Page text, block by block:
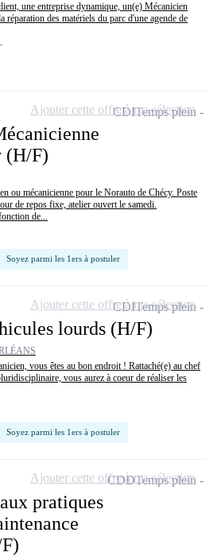
une entreprise dynamique, un(e) Mécanicien
des matériels du parc d'une agende de
(H/F)
ou mécanicienne pour le Norauto de Chécy. Poste
de repos fixe, atelier ouvert le samedi.
de...
Soyez parmi les 1ers à postuler
CDITemps plein
Ajouter cette offre à ma sélection
lourds (H/F)
vous êtes au bon endroit ! Rattaché(e) au chef
vous aurez à coeur de réaliser les
Soyez parmi les 1ers à postuler
CDITemps plein
Ajouter cette offre à ma sélection
pratiques
CDDTemps plein
Ajouter cette offre à ma sélection